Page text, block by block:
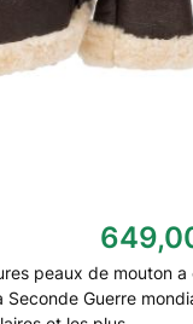
peaux de mouton a
Guerre